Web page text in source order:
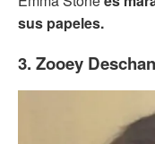
sus papeles.
3. Zooey